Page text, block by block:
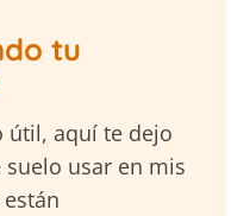
tu
útil, aquí te dejo
usar en mis